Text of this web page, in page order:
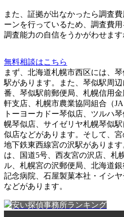
また、 証拠が出なかったら調査
ーンを行っているため、調査費用
調査能力の自信をうかがわせます
無料相談はこちら
まず、北海道札幌市西区には、
駅があります。また、琴似駅周
番、琴似駅前郵便局、札幌信用
軒支店、札幌市農業協同組合（
トーヨーカドー琴似店、ツルハ
幌琴似店、サイゼリヤ札幌琴似
似店などがあります。そして、
地下鉄東西線宮の沢駅がありま
は、国道5号、西友宮の沢店、札
ル、札幌宮の沢郵便局、北海道
記念病院、石屋製菓本社・イシ
などがあります。
安い探偵事務所ランキング